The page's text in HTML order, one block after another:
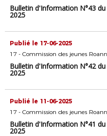
Bulletin d'Information N°43 du
2025
Publié le 17-06-2025
17 - Commission des jeunes
Bulletin d'Information N°42 du
2025
Publié le 11-06-2025
17 - Commission des jeunes
Bulletin d'Information N°41
2025